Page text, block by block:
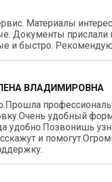
Материалы
Документы прислали
и быстро.
ВЛАДИМИРОВНА
удобный
удобно.Позвонишь
и